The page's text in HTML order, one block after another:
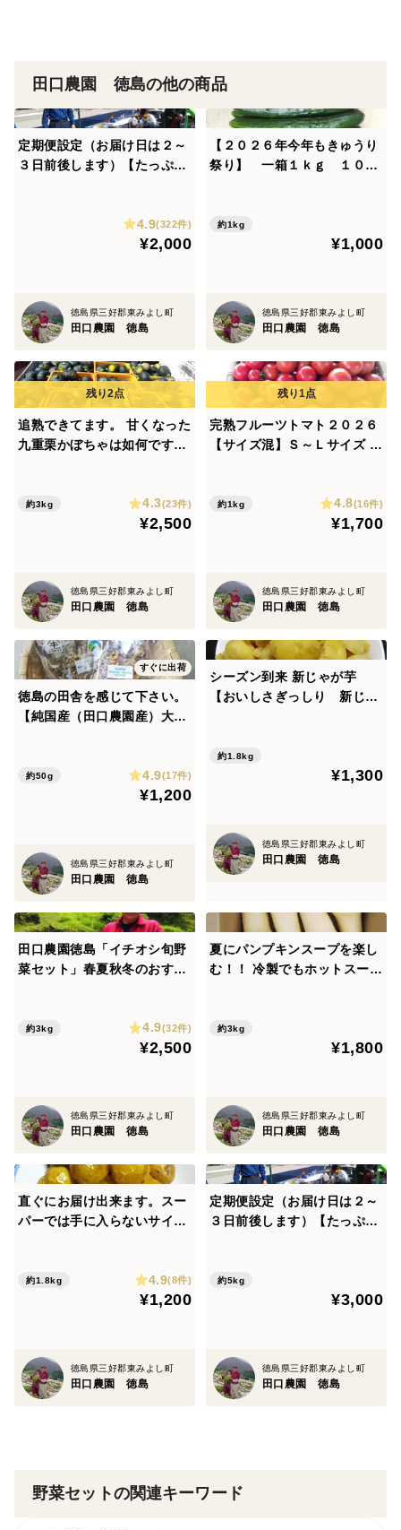
＜産地の特徴＞
ムブランド認証野菜を栽培、畑に山の萱を敷き詰める循
環型農法で400年の歴史を持つ。
田口農園 徳島の他の商品
定期便設定（お届け日は２～
３日前後します）【たっぷり
まかせセットです。季節ごと
の旬の世界農業遺産ブランド
4.9(322件)
¥2,000
徳島県三好郡東みよし町
田口農園 徳島
【２０２６年今年もきゅうり
祭り】 一箱１ｋｇ １００
の味わいです。 まとめ買い
約1kg
¥1,000
徳島県三好郡東みよし町
田口農園 徳島
追熟できてます。 甘くなった
九重栗かぼちゃは如何です
かぼちゃです。 ホクホクでは
ありません。(間違って購入し
約3kg 4.3(23件)
¥2,500
徳島県三好郡東みよし町
田口農園 徳島
完熟フルーツトマト２０２６
【サイズ混】Ｓ～Ｌサイズ サ
ました 品種はフルーティカ
価格は１Ｋｇ（割れないよう
約1kg 4.8(16件)
¥1,700
徳島県三好郡東みよし町
田口農園 徳島
すぐに出荷
徳島の田舎を感じて下さい。
【純国産（田口農園産）大
根】 昔ながらの手作業でつく
る切干大根。 寒空の下でタッ
約50g 4.9(17件)
¥1,200
徳島県三好郡東みよし町
田口農園 徳島
シーズン到来 新じゃが芋
【おいしさぎっしり 新じゃ
ら直送 土付きですので保
約1.8kg
¥1,300
徳島県三好郡東みよし町
田口農園 徳島
田口農園徳島「イチオシ旬野
菜セット」春夏秋冬のおすす
０円セット】農家人が選ぶ旬
野菜のおまかせセットです。
約3kg 4.9(32件)
¥2,500
徳島県三好郡東みよし町
田口農園 徳島
夏にパンプキンスープを楽し
む！！ 冷製でもホットスープ
べやすい料理に仕上がりま
す。 【バターナッツ ２～４
約3kg
¥1,800
徳島県三好郡東みよし町
田口農園 徳島
直ぐにお届け出来ます。スー
パーでは手に入らないサイズ
０～４５個入ってます。 食べ
方いろいろ工夫次第”！！
約1.8kg 4.9(8件)
¥1,200
徳島県三好郡東みよし町
田口農園 徳島
定期便設定（お届け日は２～
３日前後します）【たっぷり
まかせセットです。季節ごと
の旬の世界農業遺産ブランド
約5kg
¥3,000
徳島県三好郡東みよし町
田口農園 徳島
野菜セットの関連キーワード